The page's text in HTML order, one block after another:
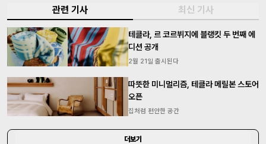
관련 기사 최신 기사
테클라, 르 코르뷔지에 블랭킷 두 번째 에
디션 공개
2월 21일 출시된다
따뜻한 미니멀리즘, 테클라 메릴본 스토어
오픈
집처럼 편안한 공간
더보기